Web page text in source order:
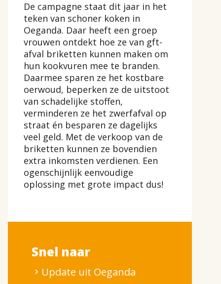
De campagne staat dit jaar in het
teken van schoner koken in
Oeganda. Daar heeft een groep
vrouwen ontdekt hoe ze van gft-
afval briketten kunnen maken om
hun kookvuren mee te branden.
Daarmee sparen ze het kostbare
oerwoud, beperken ze de uitstoot
van schadelijke stoffen,
verminderen ze het zwerfafval op
straat én besparen ze dagelijks
veel geld. Met de verkoop van de
briketten kunnen ze bovendien
extra inkomsten verdienen. Een
ogenschijnlijk eenvoudige
oplossing met grote impact dus!
Snel naar
Update uit Oeganda